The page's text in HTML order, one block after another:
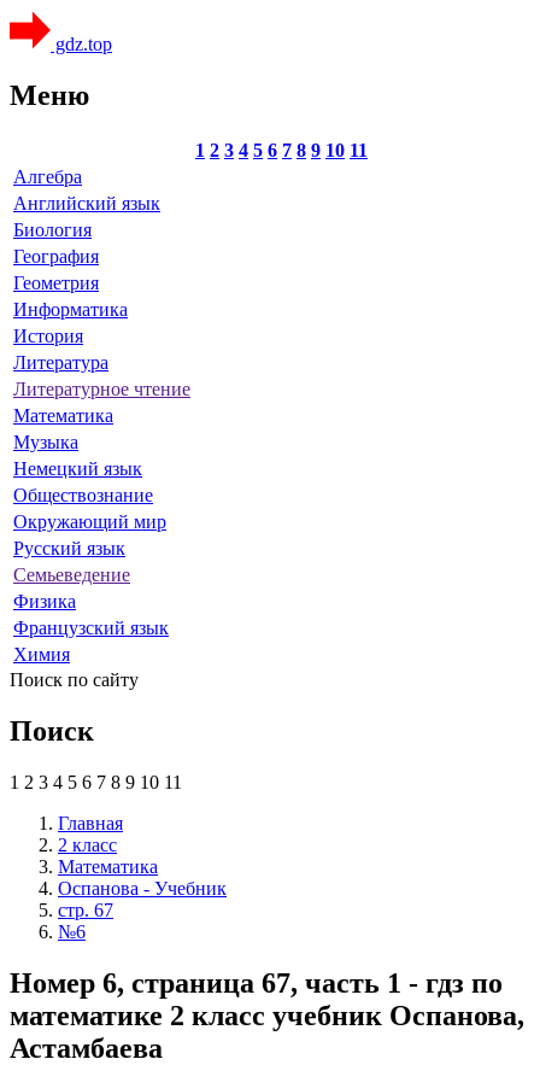
gdz.top
Меню
1 2 3 4 5 6 7 8 9 10 11
Алгебра
Английский язык
Биология
География
Геометрия
Информатика
История
Литература
Литературное чтение
Математика
Музыка
Немецкий язык
Обществознание
Окружающий мир
Русский язык
Семьеведение
Физика
Французский язык
Химия
Поиск по сайту
Поиск
1 2 3 4 5 6 7 8 9 10 11
Главная
2 класс
Математика
Оспанова - Учебник
стр. 67
№6
Номер 6, страница 67, часть 1 - гдз по
математике 2 класс учебник Оспанова,
Астамбаева